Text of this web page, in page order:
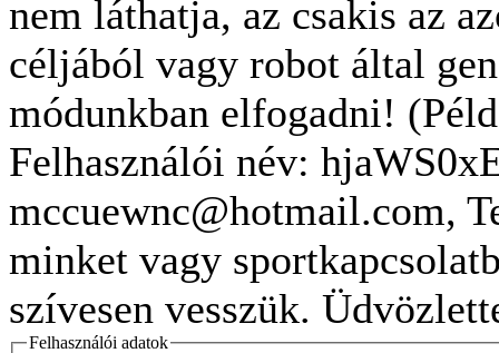
nem láthatja, az csakis az
céljából vagy robot által
módunkban elfogadni!
Felhasználói név:
mccuewnc@hotmail.com,
minket vagy
szívesen vesszük.
Felhasználói adatok